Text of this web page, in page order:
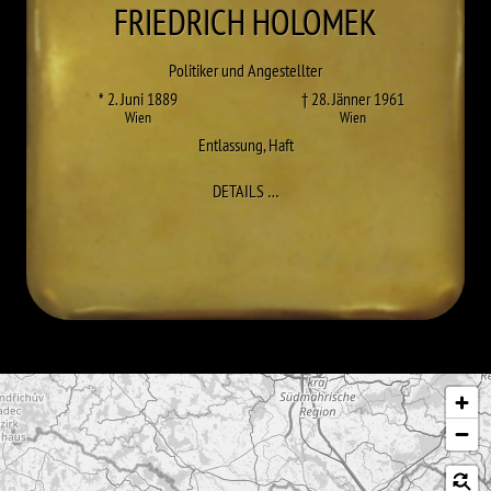
FRIEDRICHHOLOMEK
Politiker und Angestellter
* 2. Juni 1889
Wien
† 28. Jänner 1961
Wien
Entlassung,Haft
DETAILS…ZU FRIEDRICH HOLOMEK
Karte überspringen